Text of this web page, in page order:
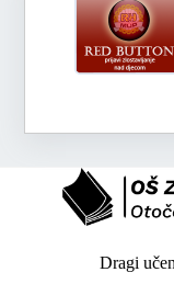
Dragi